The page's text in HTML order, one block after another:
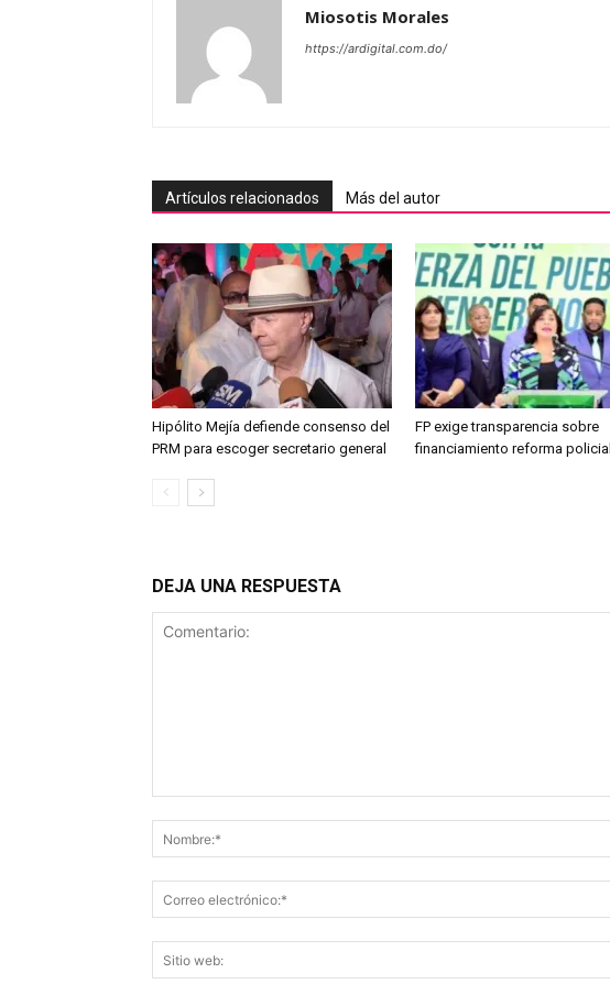
Miosotis Morales
https://ardigital.com.do/
Artículos relacionados Más del autor
Hipólito Mejía defiende consenso del
PRM para escoger secretario general
FP exige transparencia sobre
financiamiento reforma policial
DEJA UNA RESPUESTA